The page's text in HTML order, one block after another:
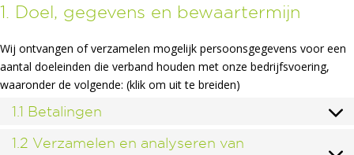
1. Doel, gegevens en bewaartermijn
Wij ontvangen of verzamelen mogelijk persoonsgegevens voor een
aantal doeleinden die verband houden met onze bedrijfsvoering,
waaronder de volgende: (klik om uit te breiden)
1.1 Betalingen
1.2 Verzamelen en analyseren van